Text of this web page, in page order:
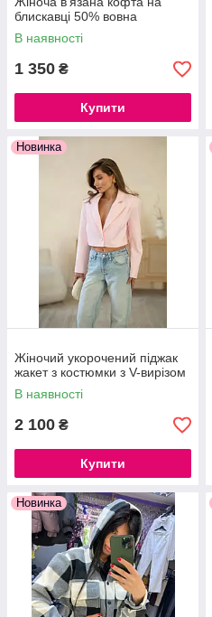
блискавці 50% вовна
В наявності
1 350 ₴
Купити
Новинка
Жіночий укорочений піджак
жакет з костюмки з V-вирізом
В наявності
2 100 ₴
Купити
Новинка